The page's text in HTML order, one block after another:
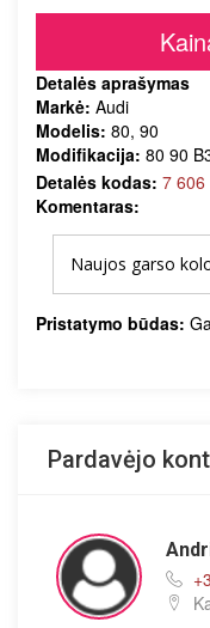
Detalės aprašymas
Markė: Audi
Modelis: 80, 90
Modifikacija: 80 90
Detalės kodas: 7 606
Komentaras:
Naujos garso
Pristatymo būdas:
Pardavėjo